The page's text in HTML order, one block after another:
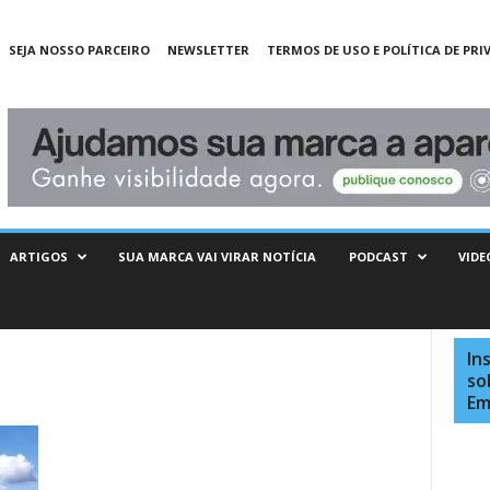
SEJA NOSSO PARCEIRO NEWSLETTER TERMOS DE USO E POLÍTICA DE
ARTIGOS SUA MARCA VAI VIRAR NOTÍCIA PODCAST